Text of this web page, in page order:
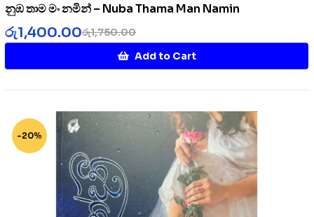
නුඹ තාම මං නමින් – Nuba Thama Man Namin
රු1,750.00
රු1,400.00
Add to Cart
-20%